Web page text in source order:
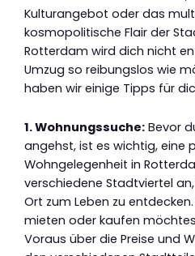
Kulturangebot oder das
kosmopolitische Flair der
Rotterdam wird dich nicht
Umzug so reibungslos wie
haben wir einige Tipps für
1. Wohnungssuche: Bevor
angehst, ist es wichtig, eine
Wohngelegenheit in
verschiedene Stadtviertel
Ort zum Leben zu
mieten oder kaufen
Voraus über die Preise und